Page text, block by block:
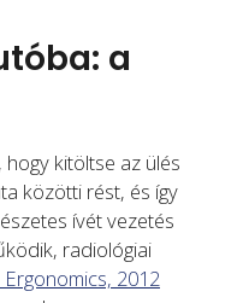
a
kitöltse az ülés
közötti rést, és így
ívét vezetés
radiológiai
2012